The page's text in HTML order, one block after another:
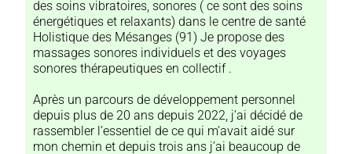
des soins vibratoires, sonores ( ce sont des soins
énergétiques et relaxants) dans le centre de santé
Holistique des Mésanges (91) Je propose des
massages sonores individuels et des voyages
sonores thérapeutiques en collectif .
Après un parcours de développement personnel
depuis plus de 20 ans depuis 2022, j’ai décidé de
rassembler l’essentiel de ce qui m’avait aidé sur
mon chemin et depuis trois ans j’ai beaucoup de